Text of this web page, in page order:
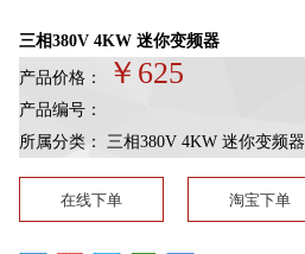
三相380V 4KW 迷你变频器
产品价格： ￥625
产品编号：
所属分类： 三相380V 4KW 迷你变频器
在线下单 淘宝下单